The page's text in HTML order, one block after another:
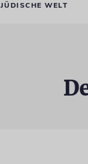
JÜDISCHE WELT